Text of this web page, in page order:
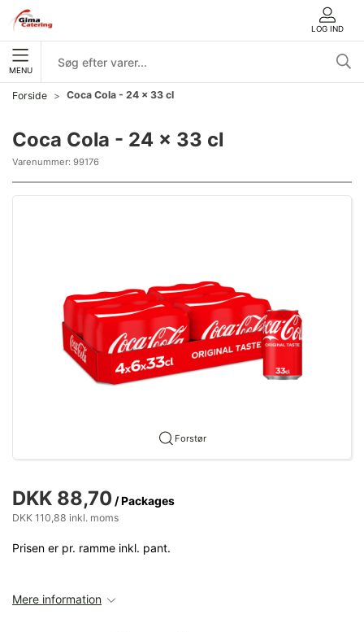
LOG IND
MENU
Forside Coca Cola - 24 x 33 cl
Coca Cola - 24 x 33 cl
Varenummer: 99176
Forstør
DKK 88,70 / Packages
DKK 110,88 inkl. moms
Prisen er pr. ramme inkl. pant.
Mere information